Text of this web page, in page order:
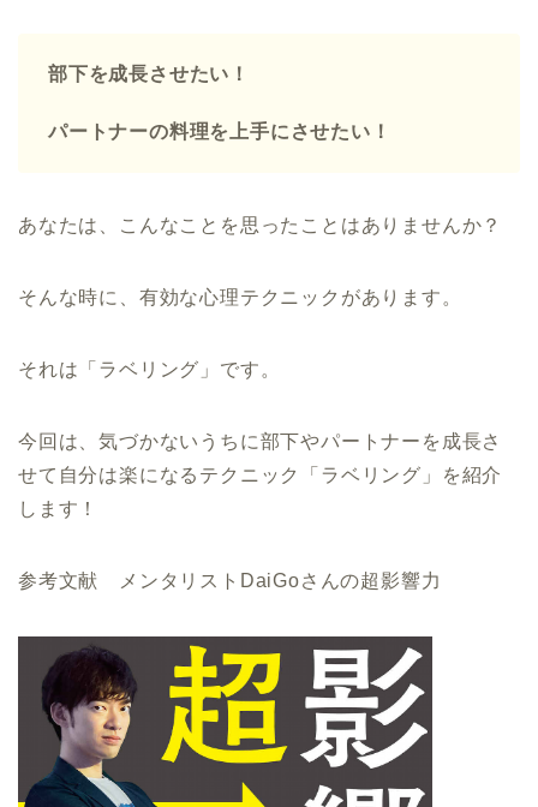
部下を成長させたい！
パートナーの料理を上手にさせたい！
あなたは、こんなことを思ったことはありませんか？
そんな時に、有効な心理テクニックがあります。
それは「ラベリング」です。
今回は、気づかないうちに部下やパートナーを成長さ
せて自分は楽になるテクニック「ラベリング」を紹介
します！
参考文献 メンタリストDaiGoさんの超影響力